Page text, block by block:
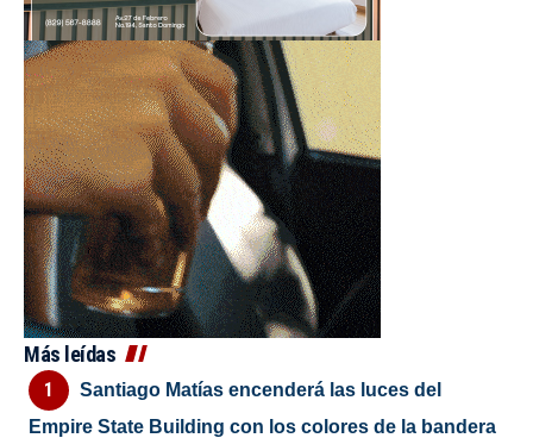
Más leídas
Santiago Matías encenderá las luces del
Empire State Building con los colores de la bandera